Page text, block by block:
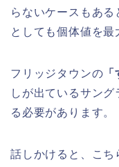
らないケースもある
としても個体値を最
フリッジタウンの
しが出ているサン
る必要があります。
話しかけると、こち